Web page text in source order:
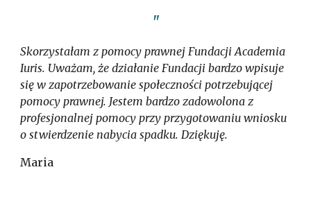
"
Skorzystałam z pomocy prawnej Fundacji Academia
Iuris. Uważam, że działanie Fundacji bardzo wpisuje
się w zapotrzebowanie społeczności potrzebującej
pomocy prawnej. Jestem bardzo zadowolona z
profesjonalnej pomocy przy przygotowaniu wniosku
o stwierdzenie nabycia spadku. Dziękuję.
Maria